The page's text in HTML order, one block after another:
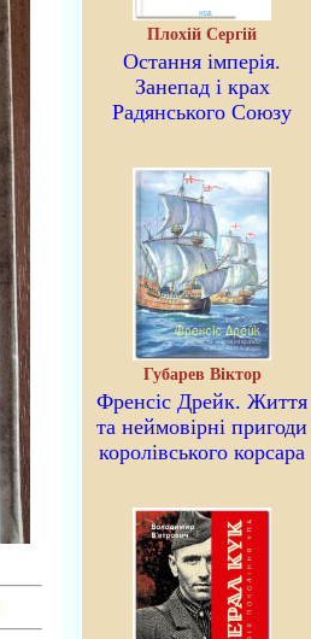
Плохій Сергій
Остання імперія.
Занепад і крах
Радянського Союзу
Губарев Віктор
Френсіс Дрейк. Життя
та неймовірні пригоди
королівського корсара